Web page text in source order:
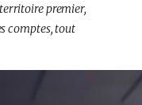
premier,
comptes, tout